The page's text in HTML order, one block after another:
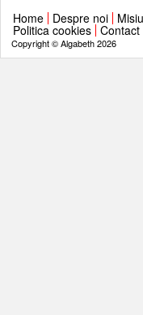
Home Despre noi
Politica cookies Contact
Copyright © Algabeth 2026